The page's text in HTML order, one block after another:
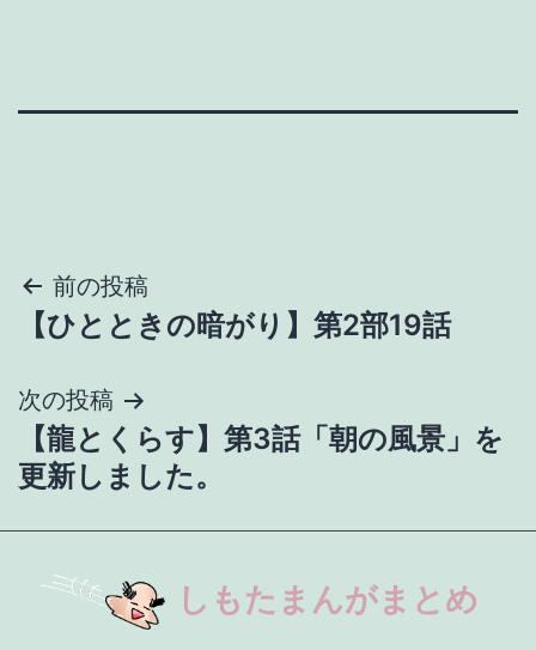
投
稿
ナ
ビ
ー
前の投稿
【ひとときの暗がり】第2部19話
次の投稿
【龍とくらす】第3話「朝の風景」を
更新しました。
しもたまんがまとめ